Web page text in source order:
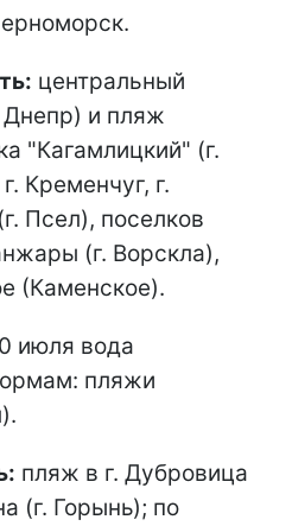
центральный
Днепр) и пляж
"Кагамлицкий" (г.
Кременчуг, г.
Псел), поселков
(г. Ворскла),
(Каменское).
июля вода
пляжи
пляж в г. Дубровица
(г. Горынь); по